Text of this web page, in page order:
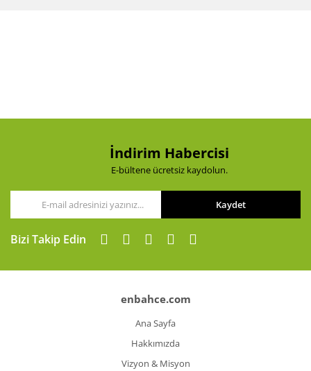
İndirim Habercisi
E-bültene ücretsiz kaydolun.
Kaydet
Bizi Takip Edin
enbahce.com
Ana Sayfa
Hakkımızda
Vizyon & Misyon